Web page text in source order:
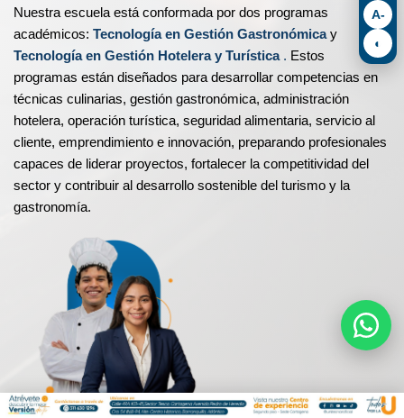
Nuestra escuela está conformada por dos programas
académicos: Tecnología en Gestión Gastronómica y
Tecnología en Gestión Hotelera y Turística . Estos
programas están diseñados para desarrollar competencias en
técnicas culinarias, gestión gastronómica, administración
hotelera, operación turística, seguridad alimentaria, servicio al
cliente, emprendimiento e innovación, preparando profesionales
capaces de liderar proyectos, fortalecer la competitividad del
sector y contribuir al desarrollo sostenible del turismo y la
gastronomía.
A-
◐